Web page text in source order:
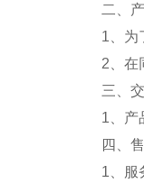
二、
1、为
2、在
三、
1、产
四、
1、服